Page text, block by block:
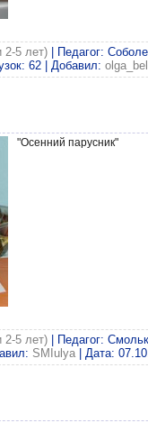
2-5 лет) | Педагог:
62 | Добавил:
"Осенний парусник"
2-5 лет) | Педагог:
SMIulya | Дата: